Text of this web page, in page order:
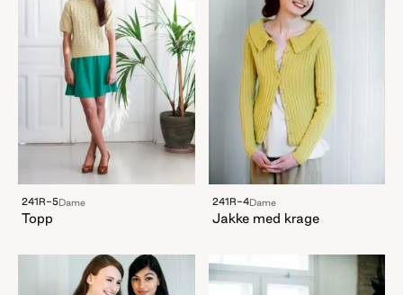
241R-5Dame
Topp
241R-4Dame
Jakke med krage